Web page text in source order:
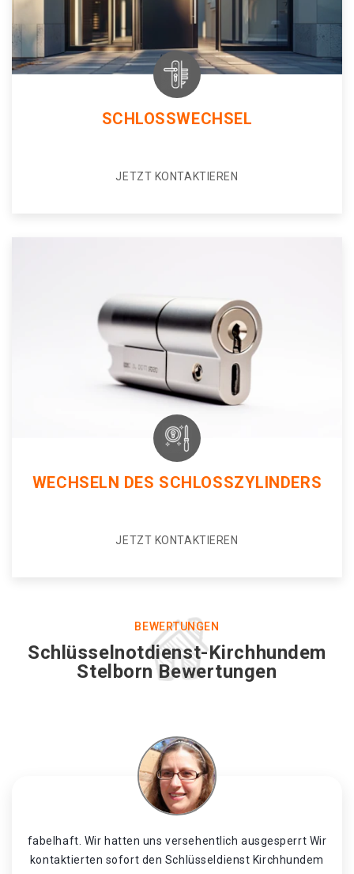
SCHLOSSWECHSEL
JETZT KONTAKTIEREN
WECHSELN DES SCHLOSSZYLINDERS
JETZT KONTAKTIEREN
BEWERTUNGEN
Schlüsselnotdienst-Kirchhundem
Stelborn Bewertungen
fabelhaft. Wir hatten uns versehentlich ausgesperrt Wir
kontaktierten sofort den Schlüsseldienst Kirchhundem